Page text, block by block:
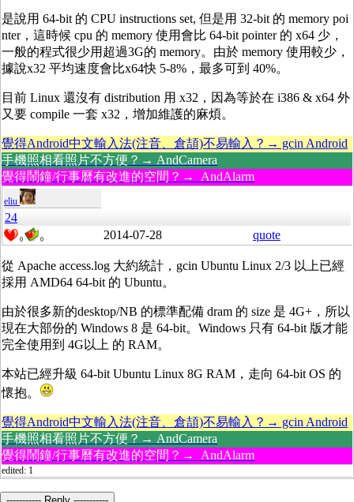
是說用 64-bit 的 CPU instructions set, 但是用 32-bit 的 memory poi
nter，這時候 cpu 的 memory 使用會比 64-bit pointer 的 x64 少，
一般的程式很少用超過3G的 memory。由於 memory 使用較少，
據說x32 平均速度會比x64快 5-8%，最多可到 40%。
目前 Linux 還沒有 distribution 用 x32，因為等於在 i386 & x64 外
又要 compile 一套 x32，增加維護的麻煩。
覺得Android中文輸入法(注音、倉頡)不易輸入？→ gcin Android
手機照相看照片不方便？→ AndCamera
覺得鬧鐘/行事曆有改進的空間？→ AndAlarm
eliu
24
0 0 2014-07-28 quote
從 Apache access.log 大約統計，gcin Ubuntu Linux 2/3 以上已經
採用 AMD64 64-bit 的 Ubuntu。
由於很多新的desktop/NB 的標準配備 dram 的 size 是 4G+，所以
現在大部份的 Windows 8 是 64-bit。Windows 只有 64-bit 版才能
完全使用到 4G以上 的 RAM。
本站已經升級 64-bit Ubuntu Linux 8G RAM，走向 64-bit OS 的
懷抱。
覺得Android中文輸入法(注音、倉頡)不易輸入？→ gcin Android
手機照相看照片不方便？→ AndCamera
覺得鬧鐘/行事曆有改進的空間？→ AndAlarm
edited: 1